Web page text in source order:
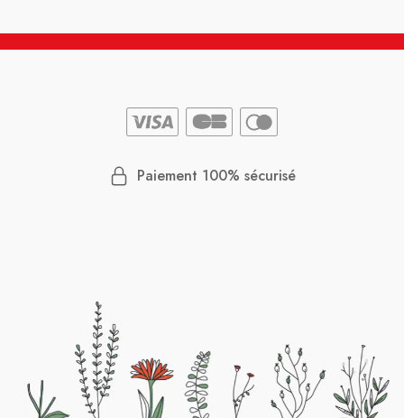
Paiement 100% sécurisé